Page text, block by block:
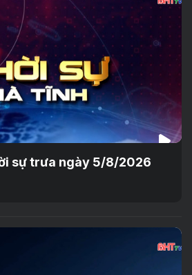
sự trưa ngày 5/8/2026